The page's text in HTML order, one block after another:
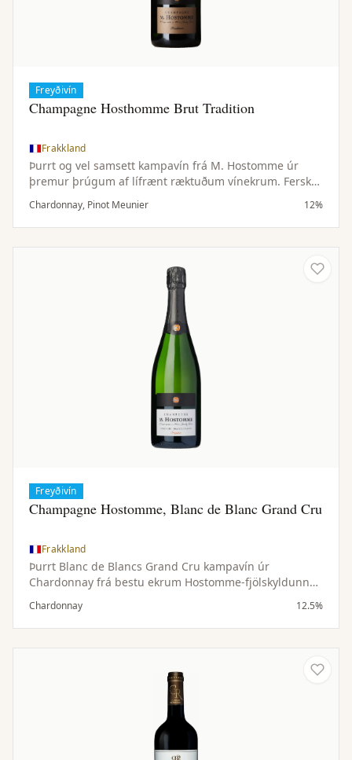
Freyðivín
Champagne Hosthomme Brut Tradition
Frakkland
Þurrt og vel samsett kampavín frá M. Hostomme úr
þremur þrúgum af lífrænt ræktuðum vínekrum. Ferskt,
ávaxtaríkt og fínlegt með góðu jafnvægi.
Chardonnay, Pinot Meunier 12%
Freyðivín
Champagne Hostomme, Blanc de Blanc Grand Cru
Frakkland
Þurrt Blanc de Blancs Grand Cru kampavín úr
Chardonnay frá bestu ekrum Hostomme-fjölskyldunnar.
Fínlegur ilmur og fágað, hressandi bragð.
Chardonnay 12.5%